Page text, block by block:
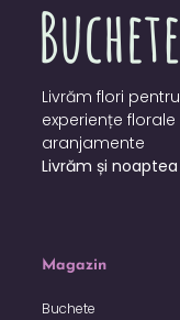
Livrăm flori
experiențe
aranjamente
Livrăm și noaptea
Magazin
Buchete